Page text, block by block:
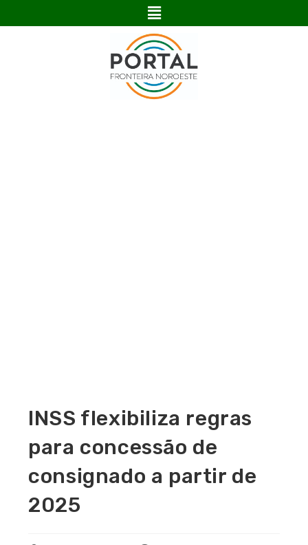
INSS flexibiliza regras
para concessão de
consignado a partir de
2025